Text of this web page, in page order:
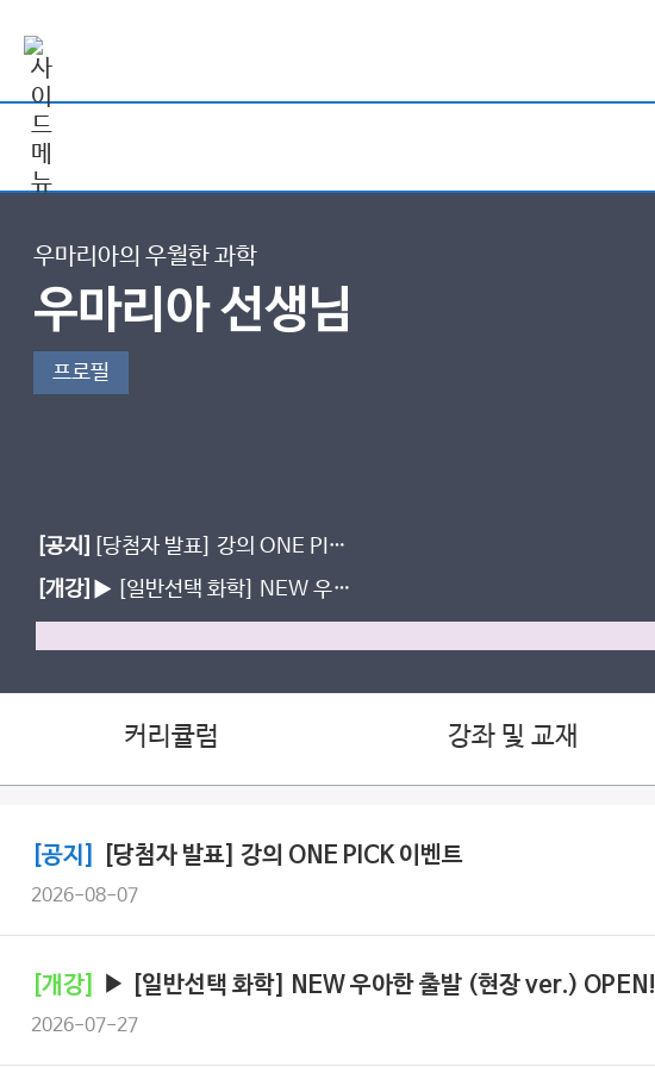
우마리아의 우월한 과학
우마리아 선생님
프로필
[공지]
[당첨자 발표] 강의 ONE PICK
이벤트
[개강] ▶ [일반선택 화학] NEW 우아
커리큘럼 강좌 및 교재
[공지] [당첨자 발표] 강의 ONE PICK 이벤트
2026-08-07
[개강] ▶ [일반선택 화학] NEW 우아한 출발 (현장 ver.) OPEN!
2026-07-27